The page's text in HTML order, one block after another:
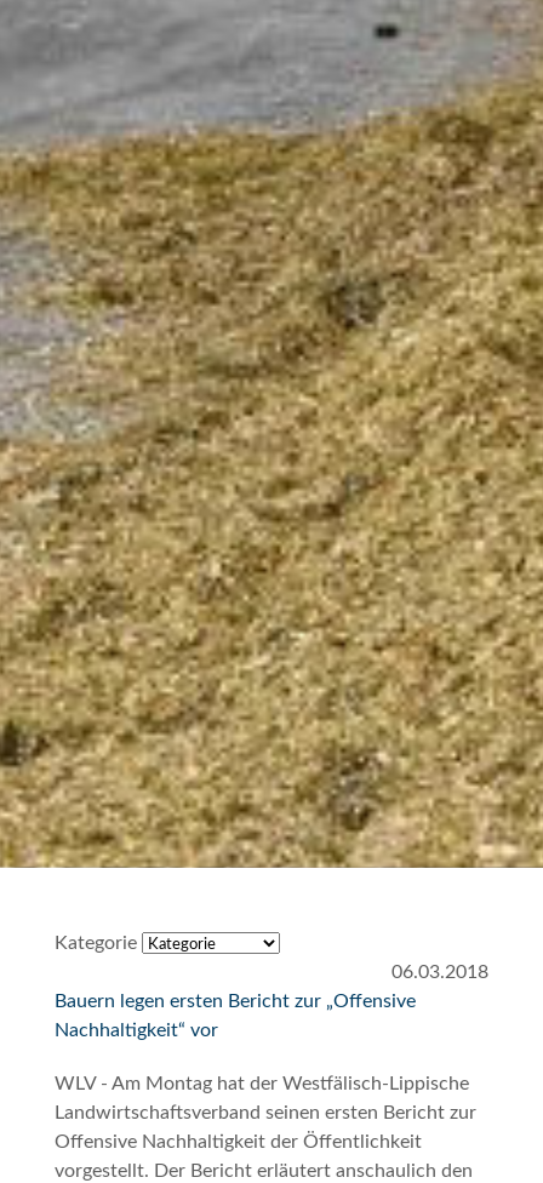
Kategorie
06.03.2018
Bauern legen ersten Bericht zur „Offensive
Nachhaltigkeit“ vor
WLV - Am Montag hat der Westfälisch-Lippische
Landwirtschaftsverband seinen ersten Bericht zur
Offensive Nachhaltigkeitder Öffentlichkeit
vorgestellt. Der Bericht erläutert anschaulich den